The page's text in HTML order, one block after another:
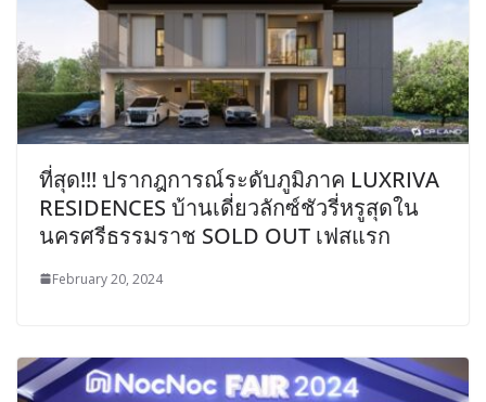
ที่สุด!!! ปรากฎการณ์ระดับภูมิภาค LUXRIVA
RESIDENCES บ้านเดี่ยวลักซ์ชัวรี่หรูสุดใน
นครศรีธรรมราช SOLD OUT เฟสแรก
February 20, 2024